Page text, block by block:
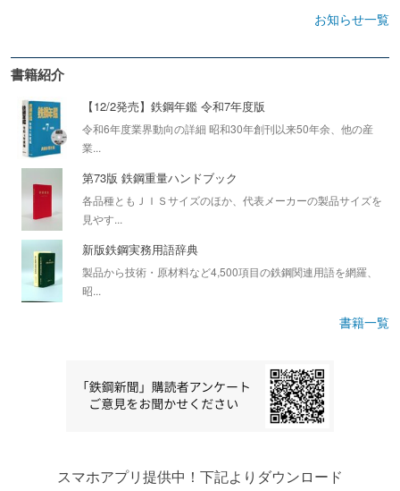
お知らせ一覧
書籍紹介
【12/2発売】鉄鋼年鑑 令和7年度版
令和6年度業界動向の詳細 昭和30年創刊以来50年余、他の産
業...
第73版 鉄鋼重量ハンドブック
各品種ともＪＩＳサイズのほか、代表メーカーの製品サイズを
見やす...
新版鉄鋼実務用語辞典
製品から技術・原材料など4,500項目の鉄鋼関連用語を網羅、
昭...
書籍一覧
スマホアプリ提供中！下記よりダウンロード